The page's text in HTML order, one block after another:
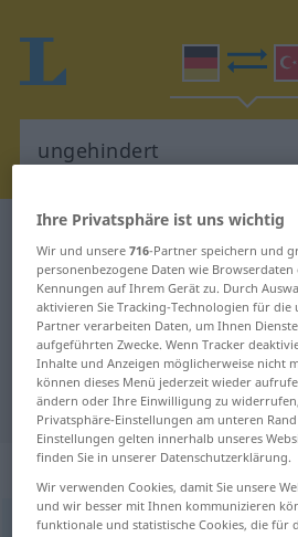
Deutsch-Türkisch Wörterbuch
Deutsch-Türkisch
"ungehindert"
"ungehindert"
Übersetzung
„ungehindert“:
ungehindertadv
Ihre Privatsphäre ist uns wichtig
Wir und unsere716-Partner speichern und
personenbezogene Daten wie
Kennungen auf Ihrem Gerät zu. Durch
aktivieren Sie Tracking-Technologien für die
Partner verarbeiten Daten, um Ihnen
aufgeführten Zwecke. Wenn Tracker
Inhalte und Anzeigen möglicherweise nicht
können dieses Menü jederzeit wieder
ändern oder Ihre Einwilligung zu
Privatsphäre-Einstellungen am unteren
Einstellungen gelten innerhalb unseres
finden Sie in unserer Datenschutzerklärung.
Wir verwenden Cookies, damit Sie unsere
und wir besser mit Ihnen kommunizieren
funktionale und statistische Cookies, die für